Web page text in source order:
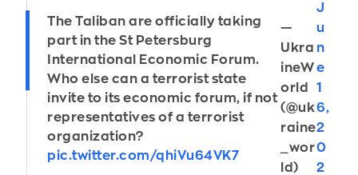
The Taliban are officially taking
part in the St Petersburg
International Economic Forum.
Who else can a terrorist state
invite to its economic forum, if not
representatives of a terrorist
organization?
pic.twitter.com/qhiVu64VK7
—
Ukra
ineW
orld
(@uk
raine
_wor
ld)
J
u
n
e
1
6,
2
0
2